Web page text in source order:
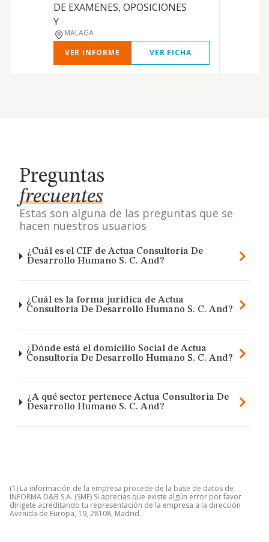
DE EXAMENES, OPOSICIONES
Y
MALAGA
VER INFORME
VER FICHA
Preguntas
frecuentes
Estas son alguna de las preguntas que se
hacen nuestros usuarios
¿Cuál es el CIF de Actua Consultoria De
Desarrollo Humano S. C. And?
¿Cuál es la forma jurídica de Actua
Consultoria De Desarrollo Humano S. C. And?
¿Dónde está el domicilio Social de Actua
Consultoria De Desarrollo Humano S. C. And?
¿A qué sector pertenece Actua Consultoria De
Desarrollo Humano S. C. And?
(1) La información de la empresa procede de la base de datos de
INFORMA D&B S.A. (SME) Si aprecias que existe algún error por favor
dirígete acreditando tu representación de la empresa a la dirección
Avenida de Europa, 19, 28108, Madrid.